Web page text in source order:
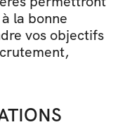
la bonne
vos objectifs